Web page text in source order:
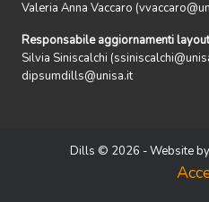
Valeria Anna Vaccaro
Responsabile aggiornamenti
Silvia Siniscalchi
dipsumdills@unisa.it
Dills © 2026 - Website